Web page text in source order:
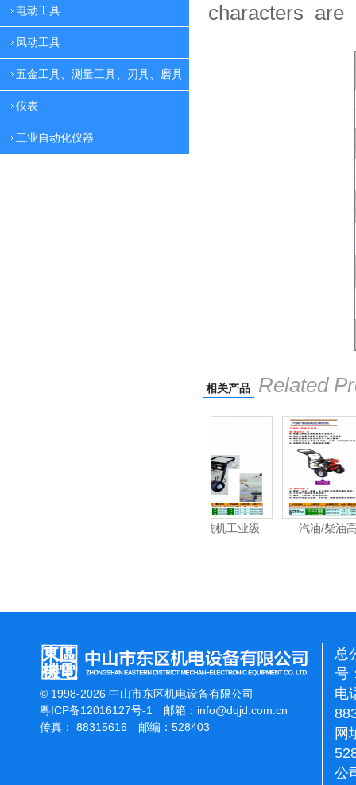
电动工具
风动工具
五金工具、测量工具、刃具、磨具
仪表
工业自动化仪器
characters
相关产品 Related
汽油/柴油高压清洗机
© 1998-2026 中山市东区机电设备有限公司
粤ICP备12016127号-1
邮箱： info@dqjd.com.cn
传真： 88315616 邮编：528403
总
号
电
网
公